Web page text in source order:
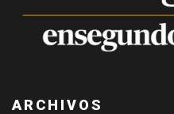
ARCHIVOS